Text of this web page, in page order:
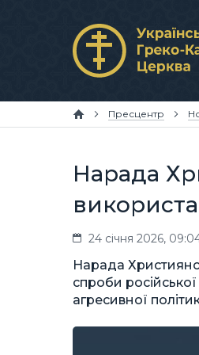
Пресцентр
Нарада
24 січня 2026,
Нарада
спроби російської
агресивної